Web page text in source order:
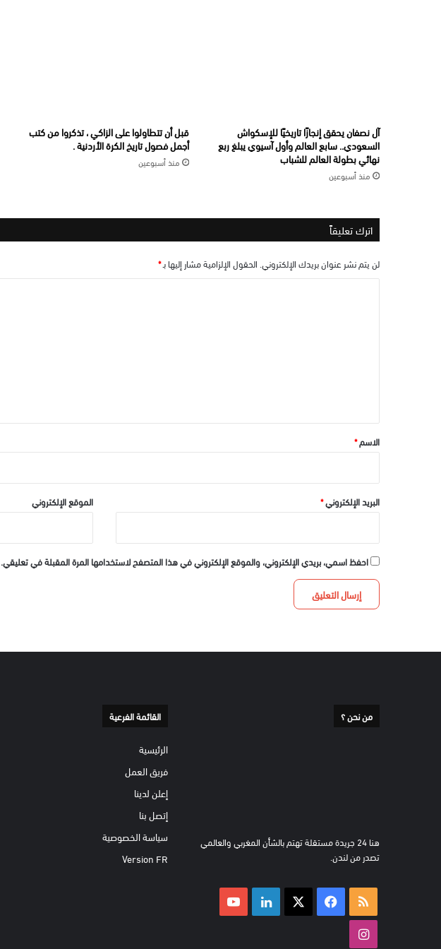
آل نصفان يحقق إنجازًا تاريخيًا للإسكواش
السعودي.. سابع العالم وأول آسيوي يبلغ ربع
نهائي بطولة العالم للشباب
منذ أسبوعين
قبل أن تتطاولوا على الزاكي ، تذكروا من كتب
أجمل فصول تاريخ الكرة الأردنية .
منذ أسبوعين
اترك تعليقاً
لن يتم نشر عنوان بريدك الإلكتروني. الحقول الإلزامية مشار إليها بـ*
*الاسم*
البريد الإلكتروني* الموقع الإلكتروني
احفظ اسمي، بريدي الإلكتروني، والموقع الإلكتروني في هذا المتصفح لاستخدامها المرة المقبلة في تعليقي.
من نحن ؟
هنا 24 جريدة مستقلة تهتم بالشأن المغربي والعالمي
تصدر من لندن.
ملخص فيسبوك لينكدإن
القائمة الفرعية
الرئيسية
فريق العمل
إعلن لدينا
إتصل بنا
سياسة الخصوصية
Version FR